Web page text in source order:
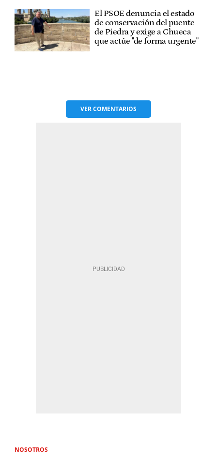
El PSOE denuncia el estado
de conservación del puente
de Piedra y exige a Chueca
que actúe "de forma urgente"
VERCOMENTARIOS
NOSOTROS